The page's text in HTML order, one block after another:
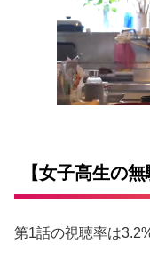
【女子高生の
第1話の視聴率は